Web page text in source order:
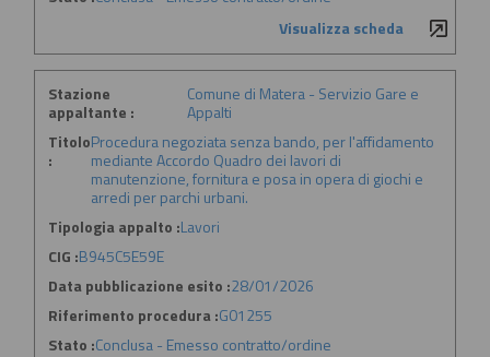
Visualizza scheda
Stazione
appaltante :
Comune di Matera - Servizio Gare e
Appalti
Titolo
:
Procedura negoziata senza bando, per l'affidamento
mediante Accordo Quadro dei lavori di
manutenzione, fornitura e posa in opera di giochi e
arredi per parchi urbani.
Tipologia appalto :Lavori
CIG :B945C5E59E
Data pubblicazione esito :28/01/2026
Riferimento procedura :G01255
Stato :Conclusa - Emesso contratto/ordine